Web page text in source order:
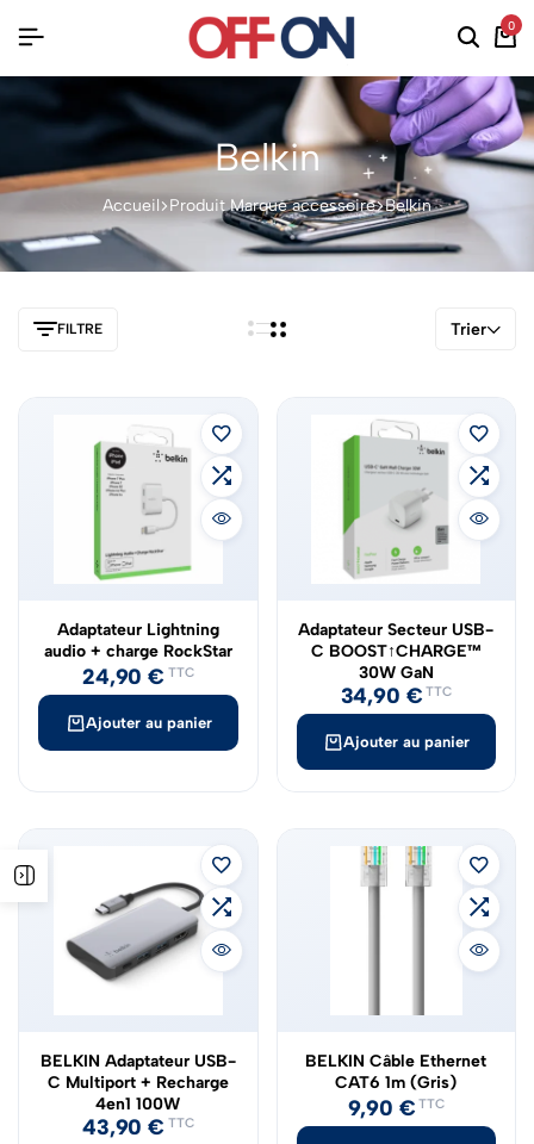
0
Belkin
Accueil Produit Marque accessoire Belkin
FILTRE Trier
Ajouter au panier
Adaptateur Lightning
audio + charge RockStar
24,90€ TTC
Ajouter au panier
Adaptateur Secteur USB-
C BOOST↑CHARGE™
30W GaN
34,90 € TTC
BELKIN Adaptateur USB-
C Multiport + Recharge
4en1 100W
43,90€ TTC
BELKIN Câble Ethernet
CAT6 1m (Gris)
9,90 € TTC